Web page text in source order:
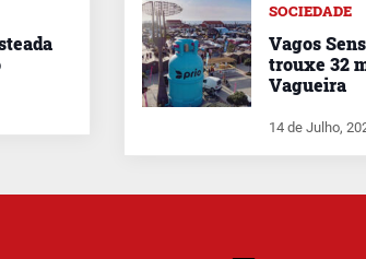
SOCIEDADE
Vagos
trouxe 32
Vagueira
14 de Julho,